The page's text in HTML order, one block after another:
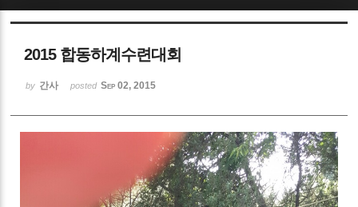
2015 합동하계수련대회
by 간사 posted Sep 02, 2015
Sketchbook5, 스케치북5
Sketchbook5, 스케치북5